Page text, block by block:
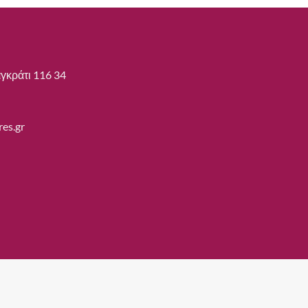
116 34